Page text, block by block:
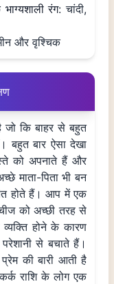
रंग: चांदी,
और वृश्चिक
जो कि बाहर से बहुत
बहुत बार ऐसा देखा
को अपनाते हैं और
पिता भी बन
होते हैं। आप में एक
को अच्छी तरह से
होने के कारण
से बचाते हैं।
की बारी आती है
राशि के लोग एक